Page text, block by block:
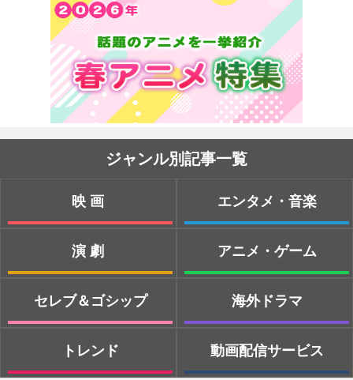
ジャンル別記事一覧
映画
演劇
セレブ＆ゴシップ
トレンド
エンタメ・音楽
アニメ・ゲーム
海外ドラマ
動画配信サービス